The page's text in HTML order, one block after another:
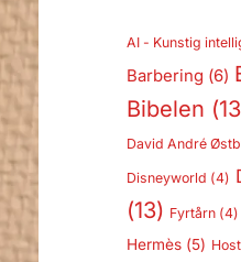
AI - Kunstig
Barbering (6)
Bibelen
David André
Disneyworld (4)
(13) Fyrtårn(4)
Hermès(5)